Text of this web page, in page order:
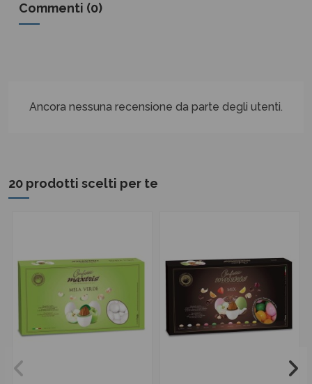
Commenti (0)
Ancora nessuna recensione da parte degli utenti.
20 prodotti scelti per te